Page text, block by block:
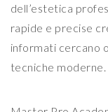
dell’estetica
rapide e precise
informati cercano
tecniche moderne.